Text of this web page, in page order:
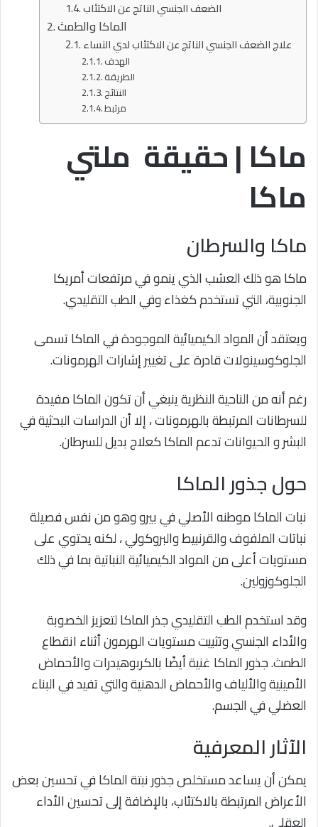
الضعف الجنسي الناتج عن الاكتئاب
الماكا والطمث
علاج الضعف الجنسي الناتج عن الاكتئاب لدي النساء
الهدف
الطريقة
النتائج
مرتبط
ماكا | حقيقة ملتي
ماكا
ماكا والسرطان
ماكا هو ذلك العشب الذي ينمو في مرتفعات أمريكا
الجنوبية، التي تستخدم كغذاء وفي الطب التقليدي.
ويعتقد أن المواد الكيميائية الموجودة في الماكا تسمى
الجلوكوسينولات قادرة على تغيير إشارات الهرمونات.
رغم أنه من الناحية النظرية ينبغي أن تكون الماكا مفيدة
للسرطانات المرتبطة بالهرمونات ، إلا أن الدراسات البحثية في
البشر و الحيوانات تدعم الماكا كعلاج بديل للسرطان.
حول جذور الماكا
نبات الماکا موطنه الأصلي في بيرو وهو من نفس فصيلة
نباتات الملفوف والقرنبيط والبروكولي ، لكنه يحتوي على
مستويات أعلى من المواد الكيميائية النباتية بما في ذلك
الجلوكوزولين.
وقد استخدم الطب التقليدي جذر الماكا لتعزيز الخصوبة
والأداء الجنسي وتثبيت مستويات الهرمون أثناء انقطاع
الطمث.جذور الماكا غنية أيضًا بالكربوهيدرات والأحماض
الأمينية والألياف والأحماض الدهنية والتي تفيد في البناء
العضلي في الجسم.
الآثار المعرفية
يمكن أن يساعد مستخلص جذور نبتة الماكا في تحسين بعض
الأعراض المرتبطة بالاكتئاب، بالإضافة إلى تحسين الأداء